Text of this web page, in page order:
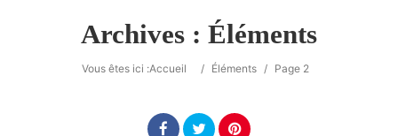
Catégorie
Archives : Éléments
Vous êtes ici :Accueil / Éléments / Page 2